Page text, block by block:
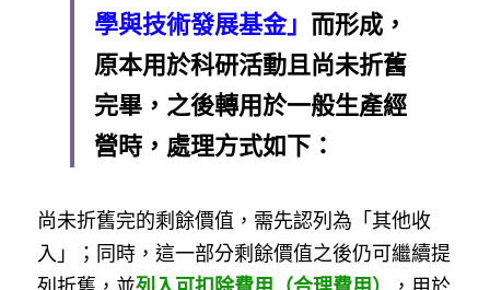
學與技術發展基金」 而形成，
原本用於科研活動且尚未折舊
完畢，之後轉用於一般生產經
營時，處理方式如下：
尚未折舊完的剩餘價值，需先認列為「其他收
入」；同時，這一部分剩餘價值之後仍可繼續提